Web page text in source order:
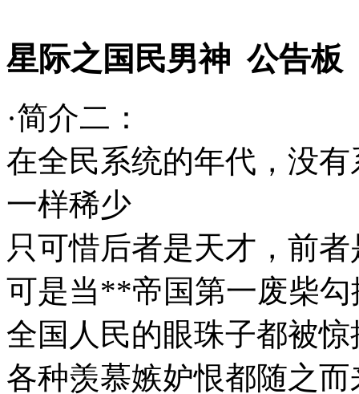
星际之国民男神 公告板
·简介二：
在全民系统的年代，没
一样稀少
只可惜后者是天才，前
可是当**帝国第一废柴
全国人民的眼珠子都被惊
各种羡慕嫉妒恨都随之而